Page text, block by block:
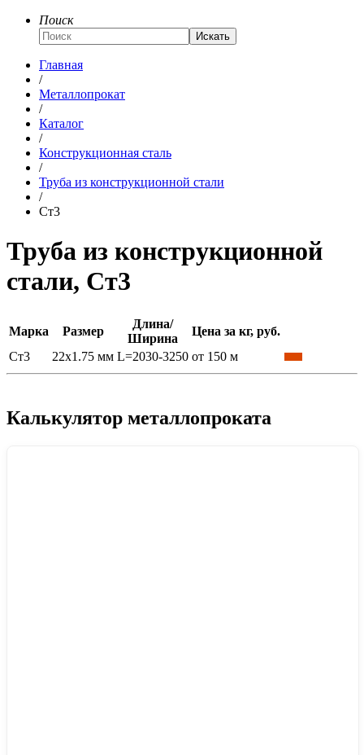
Поиск
Искать
Главная
/
Металлопрокат
/
Каталог
/
Конструкционная сталь
/
Труба из конструкционной стали
/
Ст3
Труба из конструкционной
стали, Ст3
Марка Размер
Длина/
Ширина
Цена за кг, руб.
Ст3
22x1.75 мм L=2030-3250 от 150 м
Калькулятор металлопроката